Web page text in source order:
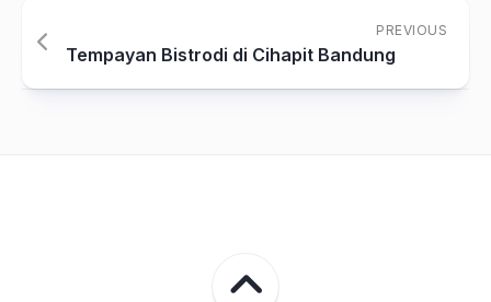
PREVIOUS
Tempayan Bistrodi di Cihapit Bandung